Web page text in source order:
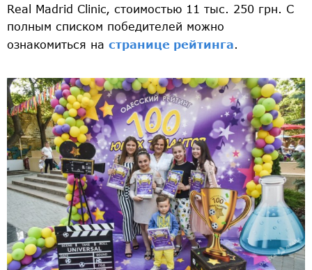
Real Madrid Clinic, стоимостью 11 тыс. 250 грн. С
полным списком победителей можно
ознакомиться на странице рейтинга.